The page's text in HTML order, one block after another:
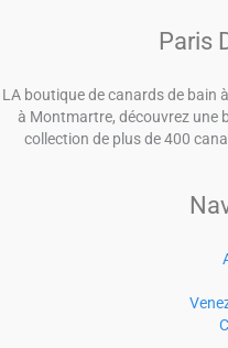
Paris
LA boutique de canards de bain
à Montmartre, découvrez une
collection de plus de 400